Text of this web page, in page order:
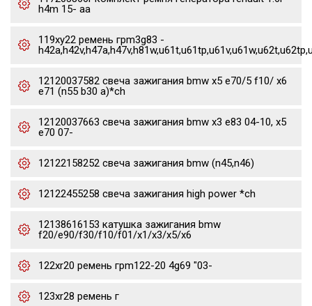
h4m 15- aa
119xy22 ремень грm3g83 -
12120037582 свеча зажигания bmw x5 e70/5 f10/ x6
e71 (n55 b30 a)*ch
12120037663 свеча зажигания bmw x3 e83 04-10, x5
e70 07-
12122158252 свеча зажигания bmw (n45,n46)
12122455258 свеча зажигания high power *ch
12138616153 катушка зажигания bmw
f20/e90/f30/f10/f01/x1/x3/x5/x6
122xr20 ремень грm122-20 4g69 "03-
123xr28 ремень г